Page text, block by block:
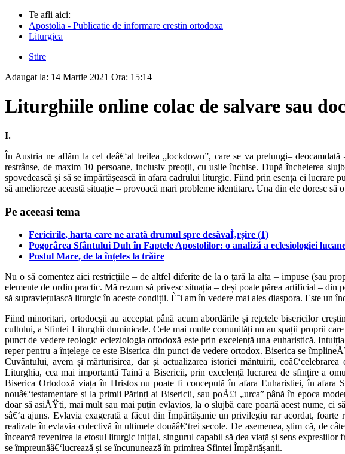
Te afli aici:
Apostolia - Publicatie de informare crestin ortodoxa
Liturgica
Stire
Adaugat la: 14 Martie 2021 Ora: 15:14
Liturghiile online colac de salvare sau
I.
În Austria ne aflăm la cel deâ€‘al treilea „lockdown”, care se va prelungi–
restrânse, de maxim 10 persoane, inclusiv preoții, cu ușile închise. După încheierea
spovedească și să se împărtășească în afara cadrului liturgic. Fiind prin esența ei lucrare
să amelioreze această situație – provoacă mari probleme identitare. Una din ele doresc să
Pe aceeasi tema
Fericirile, harta care ne arată drumul spre desăvaÌ‚rșire (1)
Pogorârea Sfântului Duh în Faptele Apostolilor: o analiză a eclesiologiei
Postul Mare, de la înțeles la trăire
Nu o să comentez aici restricțiile – de altfel diferite de la o țară la alta – impuse (sau
elemente de ordin practic. Mă rezum să privesc situația – deși poate părea artificial –
să supraviețuiască liturgic în aceste condiții. È˜i am în vedere mai ales diaspora. Este un
Fiind minoritari, ortodocșii au acceptat până acum abordările și rețetele bisericilor
cultului, a Sfintei Liturghii duminicale. Cele mai multe comunități nu au spații proprii
punct de vedere teologic ecleziologia ortodoxă este prin excelență una euharistică.
reper pentru a înțelege ce este Biserica din punct de vedere ortodox. Biserica se
Cuvântului, avem și mărturisirea, dar și actualizarea istoriei mântuirii,
Liturghia, cea mai importantă Taină a Bisericii, prin excelență lucrarea de sfințire a
Biserica Ortodoxă viața în Hristos nu poate fi concepută în afara Euharistiei, în afara
nouâ€‘testamentare și la primii Părinți ai Bisericii, sau poÅ£i „urca” până în epoca
doar să asiÅŸti, mai mult sau mai puțin evlavios, la o slujbă care poartă acest nume,
sâ€‘a ajuns. Evlavia exagerată a făcut din Împărtășanie un privilegiu rar acordat,
realizate în evlavia colectivă în ultimele douăâ€‘trei secole. De asemenea, știm că, de
încearcă revenirea la etosul liturgic inițial, singurul capabil să dea viață și sens
se împreunăâ€‘lucrează și se încununează în primirea Sfintei Împărtășanii.